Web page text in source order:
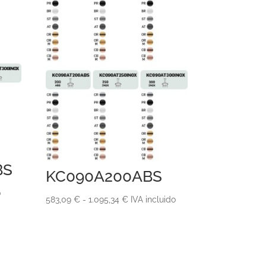
KC090A200ABS
583,09 € - 1.095,34 €Rango
IVA incluido